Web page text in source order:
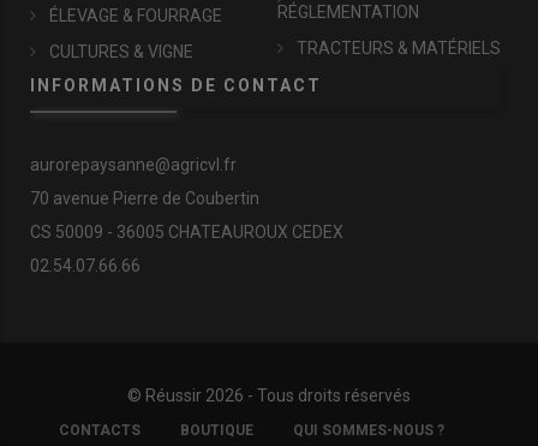
ÉLEVAGE & FOURRAGE
CULTURES & VIGNE
RÉGLEMENTATION
TRACTEURS & MATÉRIELS
INFORMATIONS DE CONTACT
aurorepaysanne@agricvl.fr
70 avenue Pierre de Coubertin
CS 50009 - 36005 CHATEAUROUX CEDEX
02.54.07.66.66
© Réussir 2026 - Tous droits réservés
FOOTER
COPYRIGHT
CONTACTS BOUTIQUE QUI SOMMES-NOUS ?